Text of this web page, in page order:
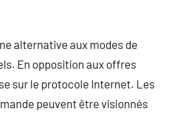
alternative aux modes de
En opposition aux offres
sur le protocole Internet. Les
peuvent être visionnés